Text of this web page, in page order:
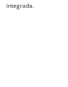
integrada.